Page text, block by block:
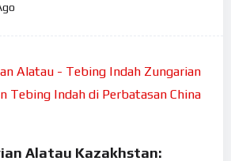
Alatau Kazakhstan: